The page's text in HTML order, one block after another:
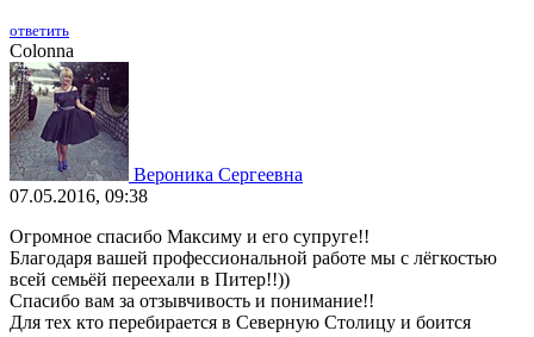
ответить
Colonna
Вероника Сергеевна
07.05.2016, 09:38
Огромное спасибо Максиму и его супруге!!
Благодаря вашей профессиональной работе мы с лёгкостью
всей семьёй переехали в Питер!!))
Спасибо вам за отзывчивость и понимание!!
Для тех кто перебирается в Северную Столицу и боится